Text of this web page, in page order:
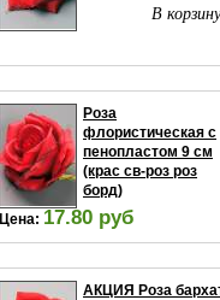
В
Роза
флористическая с
пенопластом 9 см
(крас св-роз роз
борд)
Цена: 17.80 руб
В
АКЦИЯ Роза